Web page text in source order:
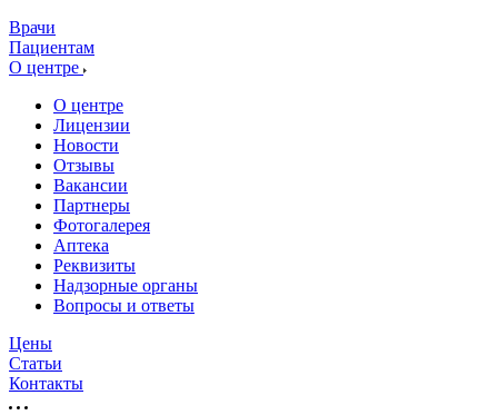
Врачи
Пациентам
О центре
О центре
Лицензии
Новости
Отзывы
Вакансии
Партнеры
Фотогалерея
Аптека
Реквизиты
Надзорные органы
Вопросы и ответы
Цены
Статьи
Контакты